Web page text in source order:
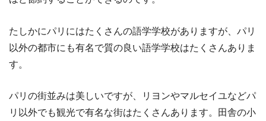
たしかにパリにはたくさんの語学学校がありますが、パリ
以外の都市にも有名で質の良い語学学校はたくさんありま
す。
パリの街並みは美しいですが、リヨンやマルセイユなどパ
リ以外でも観光で有名な街はたくさんあります。田舎の小